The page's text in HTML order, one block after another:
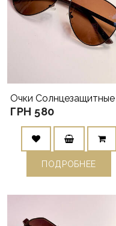
ГРН 580
ПОДРОБНЕЕ